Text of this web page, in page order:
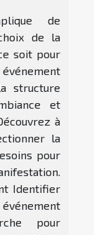
de
de la
soit pour
structure
et
à
la
pour
Identifier
pour